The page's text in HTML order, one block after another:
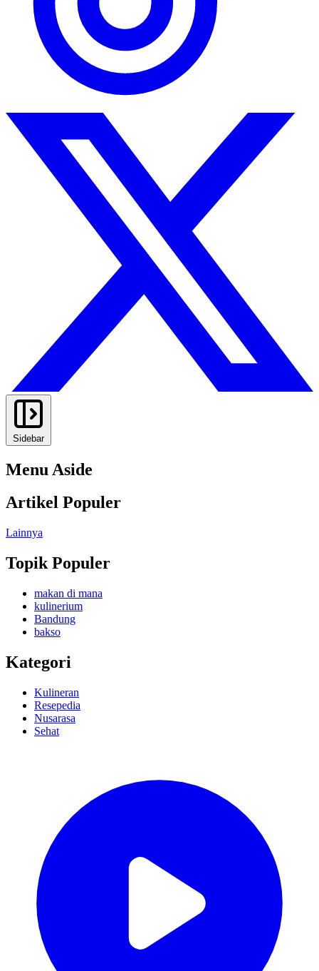
Sidebar
Menu Aside
Artikel Populer
Lainnya
Topik Populer
makan di mana
kulinerium
Bandung
bakso
Kategori
Kulineran
Resepedia
Nusarasa
Sehat